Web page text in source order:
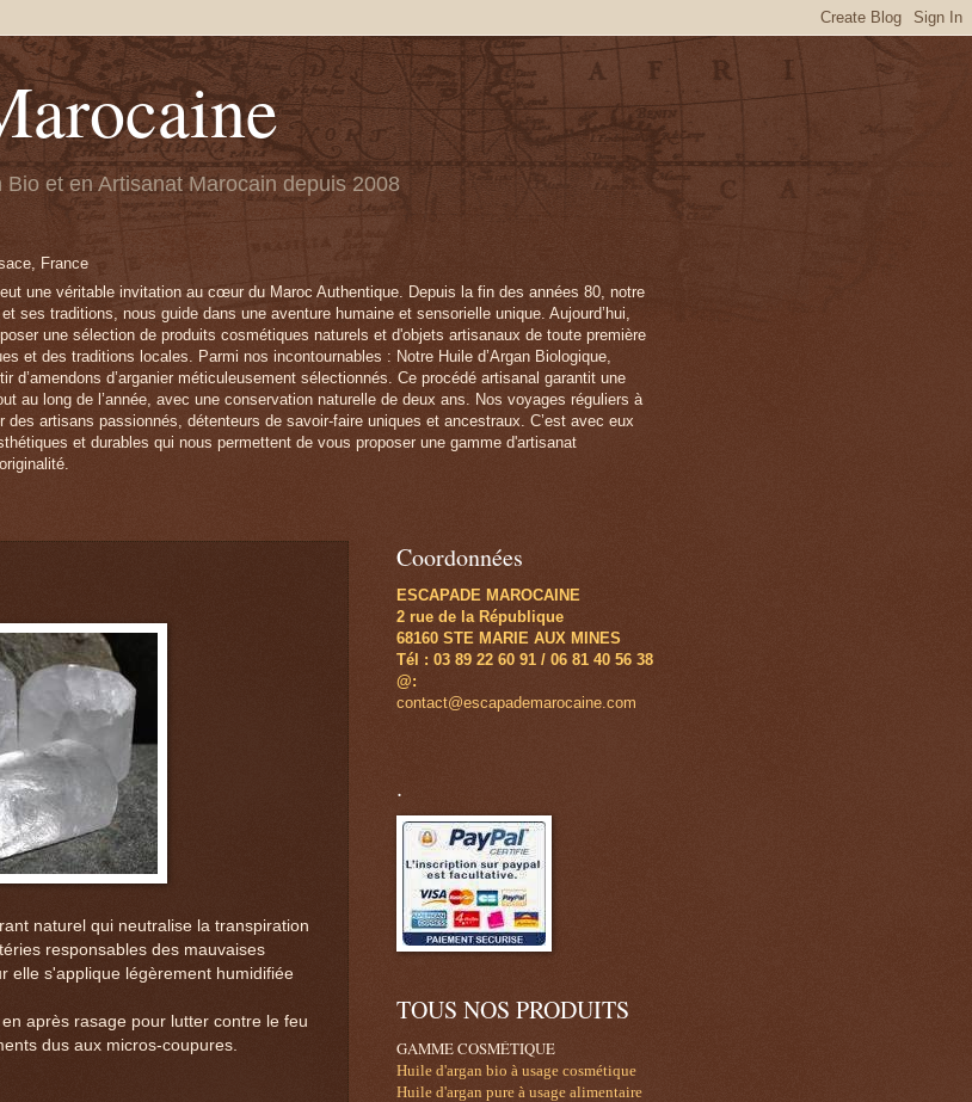
et en Artisanat Marocain depuis 2008
France
une véritable invitation au cœur du Maroc Authentique. Depuis la fin des années 80, notre
ses traditions, nous guide dans une aventure humaine et sensorielle unique. Aujourd’hui,
une sélection de produits cosmétiques naturels et d'objets artisanaux de toute première
et des traditions locales. Parmi nos incontournables : Notre Huile d’Argan Biologique,
d’amendons d’arganier méticuleusement sélectionnés. Ce procédé artisanal garantit une
au long de l’année, avec une conservation naturelle de deux ans. Nos voyages réguliers à
artisans passionnés, détenteurs de savoir-faire uniques et ancestraux. C’est avec eux
et durables qui nous permettent de vous proposer une gamme d'artisanat
naturel qui neutralise la transpiration
responsables des mauvaises
elle s'applique légèrement humidifiée
après rasage pour lutter contre le feu
dus aux micros-coupures.
Coordonnées
ESCAPADE MAROCAINE
2 rue de la République
68160 STE MARIE AUX MINES
Tél : 03 89 22 60 91 / 06 81 40 56 38
@:
contact@escapademarocaine.com
.
TOUS NOS PRODUITS
GAMME COSMÉTIQUE
Huile d'argan bio à usage cosmétique
Huile d'argan pure à usage alimentaire